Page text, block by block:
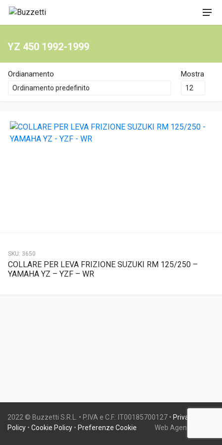
YZ 450 1992-1999
Ordianamento Mostra
SKU: 3650
COLLARE PER LEVA FRIZIONE SUZUKI RM 125/250 –
YAMAHA YZ – YZF – WR
2022 © Buzzetti S.R.L. • P.IVA e C.F.: IT00185700127 • Privacy
Policy • Cookie Policy • Preferenze Cookie Web Agency: